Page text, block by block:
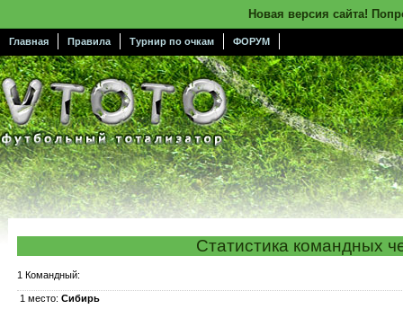
Новая версия сайта!
Главная Правила Турнир по очкам ФОРУМ
Статистика командных
1 Командный:
1 место: Сибирь